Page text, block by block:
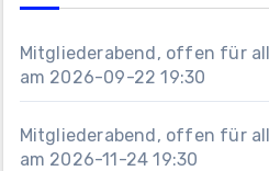
Mitgliederabend, offen für
am 2026-09-22 19:30
Mitgliederabend, offen für
am 2026-11-24 19:30